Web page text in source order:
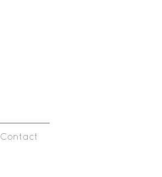
Contact